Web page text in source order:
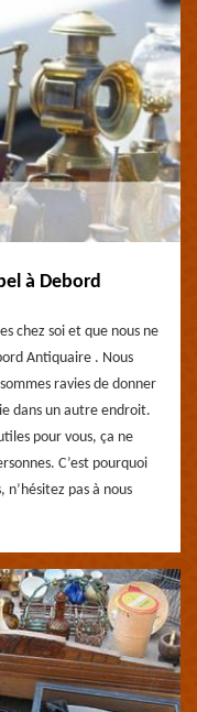
à Debord
chez soi et que nous ne
Antiquaire . Nous
ravies de donner
dans un autre endroit.
pour vous, ça ne
C’est pourquoi
n’hésitez pas à nous